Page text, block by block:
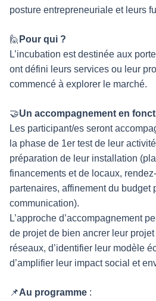
posture entrepreneuriale et leurs
🙋 Pour qui ?
L’incubation est destinée aux
ont défini leurs services ou leur
commencé à explorer le marché.
🤝Un accompagnement en
Les participant/es seront
la phase de 1er test de leur
préparation de leur installation
financements et de locaux,
partenaires, affinement du budget
communication).
L’approche d’accompagnement
de projet de bien ancrer leur
réseaux, d’identifier leur modèle
d’amplifier leur impact social et
📌Au programme :